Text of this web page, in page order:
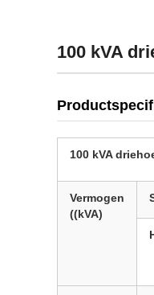
100 kVA
100 kVA
Vermogen
((kVA)